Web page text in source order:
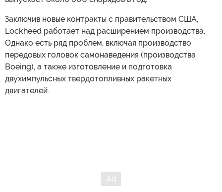
Заключив новые контракты с правительством США,
Lockheed работает над расширением производства.
Однако есть ряд проблем, включая производство
передовых головок самонаведения (производства
Boeing), а также изготовление и подготовка
двухимпульсных твердотопливных ракетных
двигателей.